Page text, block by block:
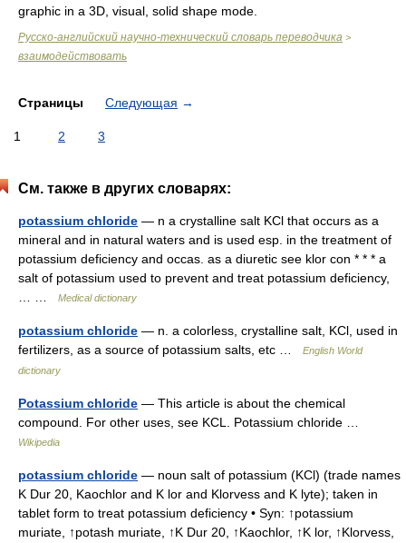
graphic in a 3D, visual, solid shape mode.
Русско-английский научно-технический словарь переводчика >
взаимодействовать
Страницы Следующая →
1 2 3
См. также в других словарях:
potassium chloride — n a crystalline salt KCl that occurs as a
mineral and in natural waters and is used esp. in the treatment of
potassium deficiency and occas. as a diuretic see klor con * * * a
salt of potassium used to prevent and treat potassium deficiency,
Medical dictionary
potassium chloride — n. a colorless, crystalline salt, KCl, used in
fertilizers, as a source of potassium salts, etc …
English World
dictionary
Potassium chloride — This article is about the chemical
compound. For other uses, see KCL. Potassium chloride …
Wikipedia
potassium chloride — noun salt of potassium (KCl) (trade names
K Dur 20, Kaochlor and K lor and Klorvess and K lyte); taken in
tablet form to treat potassium deficiency • Syn: ↑potassium
muriate, ↑potash muriate, ↑K Dur 20, ↑Kaochlor, ↑K lor, ↑Klorvess,